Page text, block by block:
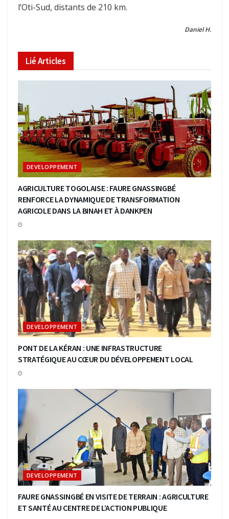
l’Oti-Sud, distants de 210 km.
Daniel H.
LiéArticles
DEVELOPPEMENT
AGRICULTURE TOGOLAISE : FAURE GNASSINGBÉ
RENFORCE LA DYNAMIQUE DE TRANSFORMATION
AGRICOLE DANS LA BINAH ET À DANKPEN
DEVELOPPEMENT
PONT DE LA KÉRAN : UNE INFRASTRUCTURE
STRATÉGIQUE AU CŒUR DU DÉVELOPPEMENT LOCAL
DEVELOPPEMENT
FAURE GNASSINGBÉ EN VISITE DE TERRAIN : AGRICULTURE
ET SANTÉ AU CENTRE DE L’ACTION PUBLIQUE